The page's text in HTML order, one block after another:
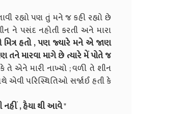
રહ્યો પણ તું મને જ કહી રહ્યો છે
ને પસંદ નહોતી કરતી અને મારા
મિત્ર હતો , પણ જ્યારે મને એ જાણ
તને મારવા માગે છે ત્યારે મેં પોતે જ
એને મારી નાખ્યો ; વળી તે શીન
એવી પરિસ્થિતિઓ સર્જાઈ હતી કે
નહીં , હૈયા થી આવે"